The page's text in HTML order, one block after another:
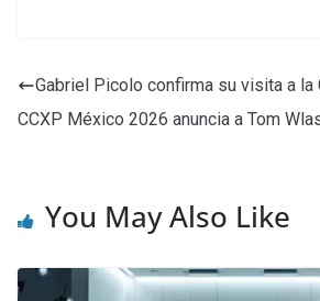
Gabriel Picolo confirma su visita a la
CCXP México 2026 anuncia a Tom
You May Also Like